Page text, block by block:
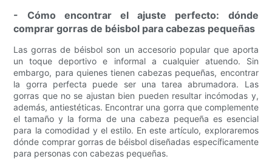
- Cómo encontrar el ajuste perfecto: dónde
comprar gorras de béisbol para cabezas pequeñas
Las gorras de béisbol son un accesorio popular que aporta
un toque deportivo e informal a cualquier atuendo. Sin
embargo, para quienes tienen cabezas pequeñas, encontrar
la gorra perfecta puede ser una tarea abrumadora. Las
gorras que no se ajustan bien pueden resultar incómodas y,
además, antiestéticas. Encontrar una gorra que complemente
el tamaño y la forma de una cabeza pequeña es esencial
para la comodidad y el estilo. En este artículo, exploraremos
dónde comprar gorras de béisbol diseñadas específicamente
para personas con cabezas pequeñas.